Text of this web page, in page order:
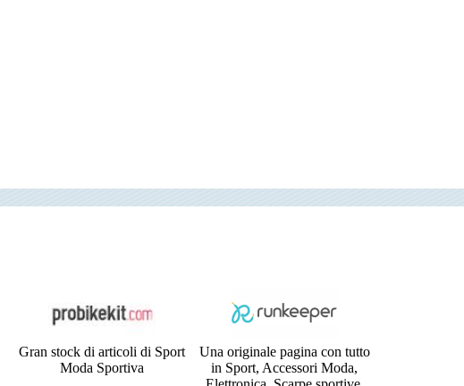
Gran stock di articoli di Sport
Moda Sportiva
Una originale pagina con tutto
in Sport, Accessori Moda,